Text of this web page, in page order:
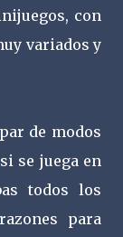
con
variados y
de modos
se juega en
todos los
para